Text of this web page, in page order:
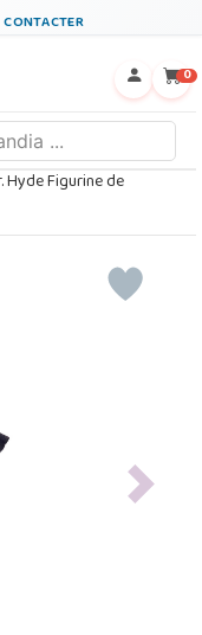
CONTACTER
0
Hyde Figurine de
Next